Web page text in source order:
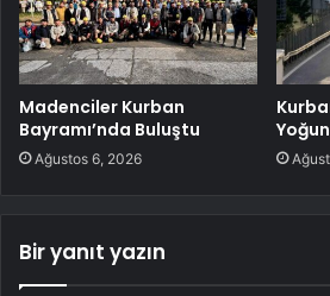
Madenciler Kurban
Bayramı’nda Buluştu
Ağustos 6, 2026
Bir yanıt yazın